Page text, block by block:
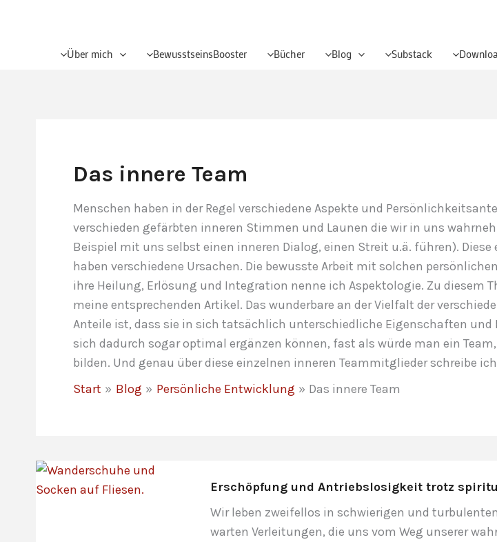
Über mich BewusstseinsBooster Bücher Blog Substack
Das innere Team
Menschen haben in der Regel verschiedene Aspekte und
verschieden gefärbten inneren Stimmen und Launen die wir in uns
Beispiel mit uns selbst einen inneren Dialog, einen Streit u.ä. führen). Diese
haben verschiedene Ursachen. Die bewusste Arbeit mit solchen
ihre Heilung, Erlösung und Integration nenne ich Aspektologie. Zu diesem
meine entsprechenden Artikel. Das wunderbare an der Vielfalt der
Anteile ist, dass sie in sich tatsächlich unterschiedliche Eigenschaften und
sich dadurch sogar optimal ergänzen können, fast als würde man ein
bilden. Und genau über diese einzelnen inneren Teammitglieder schreibe
Start
Blog Persönliche Entwicklung Das innere Team
Erschöpfung und Antriebslosigkeit trotz
Wir leben zweifellos in schwierigen und
warten Verleitungen, die uns vom Weg unserer